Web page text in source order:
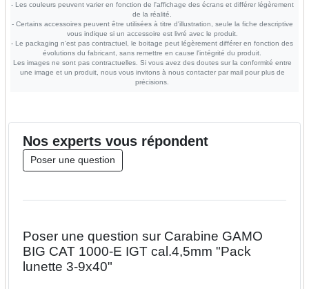
- Les couleurs peuvent varier en fonction de l'affichage des écrans et différer légèrement
de la réalité.
- Certains accessoires peuvent être utilisées à titre d'illustration, seule la fiche descriptive
vous indique si un accessoire est livré avec le produit.
- Le packaging n'est pas contractuel, le boitage peut légèrement différer en fonction des
évolutions du fabricant, sans remettre en cause l'intégrité du produit.
Les images ne sont pas contractuelles. Si vous avez des doutes sur la conformité entre
une image et un produit, nous vous invitons à nous contacter par mail pour plus de
précisions.
Nos expertsvous répondent
Poser une question
Poser une question sur Carabine GAMO
BIG CAT 1000-E IGT cal.4,5mm "Pack
lunette 3-9x40"